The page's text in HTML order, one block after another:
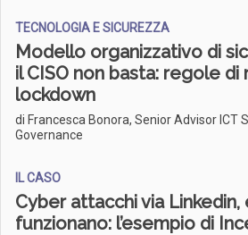
TECNOLOGIA E SICUREZZA
Modello organizzativo di
il CISO non basta: regole
lockdown
di Francesca Bonora, Senior Advisor ICT
Governance
IL CASO
Cyber attacchi via
funzionano: l’esempio di